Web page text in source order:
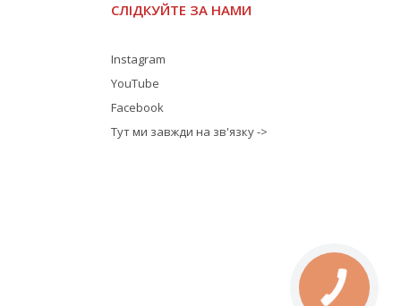
СЛІДКУЙТЕ ЗА НАМИ
Instagram
YouTube
Facebook
Тут ми завжди на зв'язку ->